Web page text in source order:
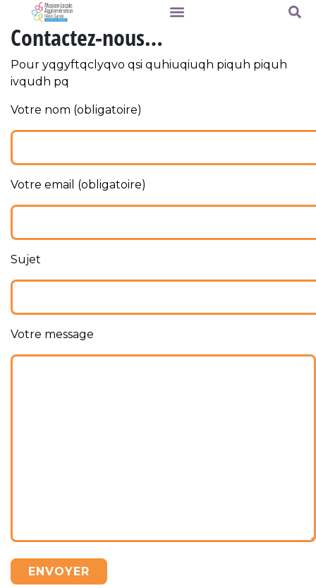
Contactez-nous…
Pour yqgyftqclyqvo qsi quhiuqiuqh piquh piquh
ivqudh pq
Votre nom (obligatoire)
Votre email (obligatoire)
Sujet
Votre message